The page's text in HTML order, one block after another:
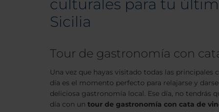
culturales para tu
Sicilia
Tour de gastronomía con
Una vez que hayas visitado todas las principales
día es el momento perfecto para relajarse y
deliciosa gastronomía local. Ese día, no tendrás
día con un tour de gastronomía con cata de